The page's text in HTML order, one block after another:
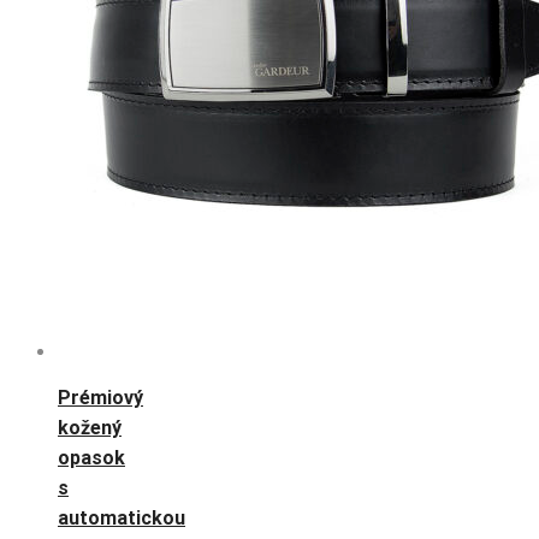
Prémiový
kožený
opasok
s
automatickou